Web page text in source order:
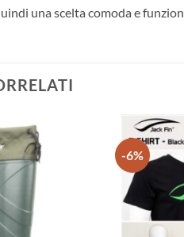
una scelta comoda e
-6%